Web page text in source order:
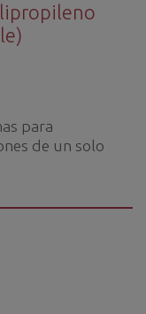
para
de un solo